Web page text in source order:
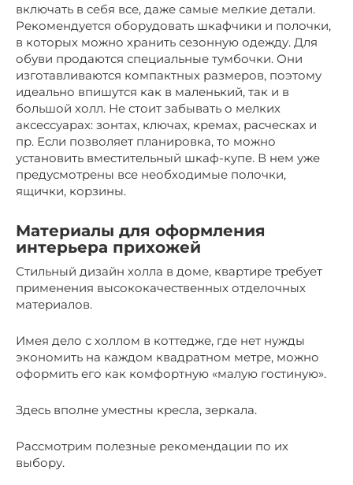
включать в себя все, даже самые мелкие детали.
Рекомендуется оборудовать шкафчики и полочки,
в которых можно хранить сезонную одежду. Для
обуви продаются специальные тумбочки. Они
изготавливаются компактных размеров, поэтому
идеально впишутся как в маленький, так и в
большой холл. Не стоит забывать о мелких
аксессуарах: зонтах, ключах, кремах, расческах и
пр. Если позволяет планировка, то можно
установить вместительный шкаф-купе. В нем уже
предусмотрены все необходимые полочки,
ящички, корзины.
Материалы для оформления
интерьера прихожей
Стильный дизайн холла в доме, квартире требует
применения высококачественных отделочных
материалов.
Имея дело с холлом в коттедже, где нет нужды
экономить на каждом квадратном метре, можно
оформить его как комфортную «малую гостиную».
Здесь вполне уместны кресла, зеркала.
Рассмотрим полезные рекомендации по их
выбору.